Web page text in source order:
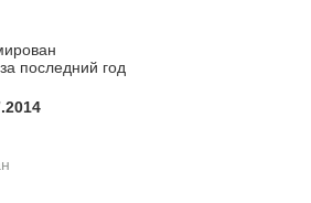
последний год